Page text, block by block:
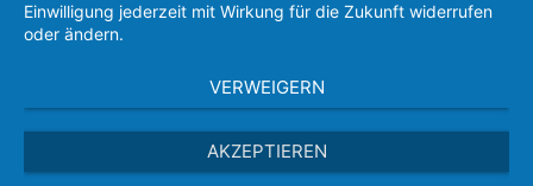
Einwilligung jederzeit mit Wirkung für die Zukunft widerrufen
oder ändern.
VERWEIGERN
AKZEPTIEREN